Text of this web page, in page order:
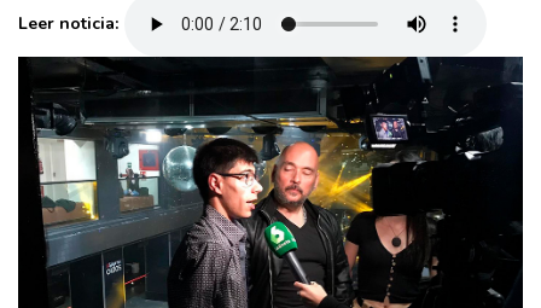
Leer noticia: